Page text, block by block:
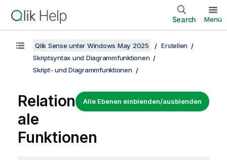
Search Menü
Qlik Sense unter Windows May 2025
Erstellen
Skriptsyntax und Diagrammfunktionen
Skript- und Diagrammfunktionen
Alle Ebenen einblenden/ausblenden
Relation
ale
Funktionen